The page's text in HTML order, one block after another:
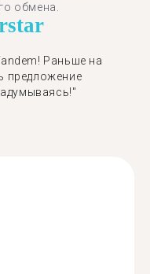
обмена.
star
Раньше на
предложение